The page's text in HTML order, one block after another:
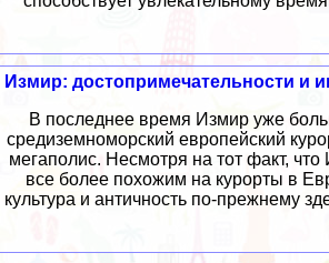
Измир: достопримечательности и
В последнее время Измир уже
средиземноморский европейский
мегаполис. Несмотря на тот факт, что
все более похожим на курорты в
культура и античность по-прежнему